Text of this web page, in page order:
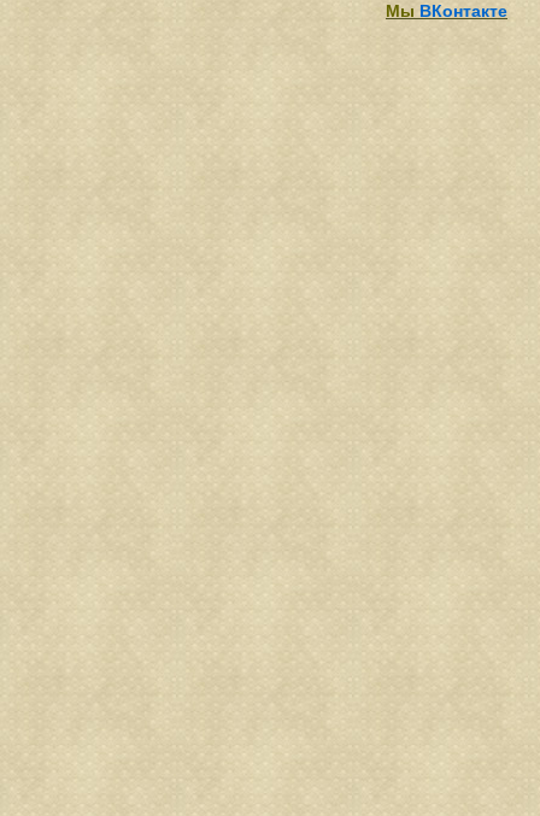
Мы ВКонтакте